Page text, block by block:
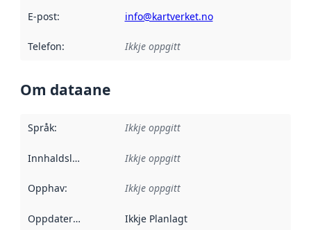
E-post: info@kartverket.no
Telefon: Ikkje oppgitt
Om dataane
Språk: Ikkje oppgitt
Innhaldsleverandørar :
Ikkje oppgitt
Opphav: Ikkje oppgitt
Oppdateringsfrekvens :
Ikkje Planlagt